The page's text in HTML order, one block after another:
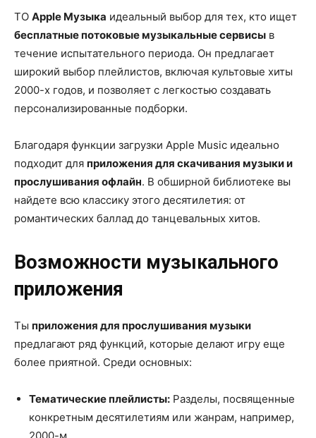
ТО Apple Музыка идеальный выбор для тех, кто ищет
бесплатные потоковые музыкальные сервисы в
течение испытательного периода. Он предлагает
широкий выбор плейлистов, включая культовые хиты
2000-х годов, и позволяет с легкостью создавать
персонализированные подборки.
Благодаря функции загрузки Apple Music идеально
подходит для приложения для скачивания музыки и
прослушивания офлайн. В обширной библиотеке вы
найдете всю классику этого десятилетия: от
романтических баллад до танцевальных хитов.
Возможности музыкального
приложения
Ты приложения для прослушивания музыки
предлагают ряд функций, которые делают игру еще
более приятной. Среди основных:
Тематические плейлисты: Разделы, посвященные
конкретным десятилетиям или жанрам, например,